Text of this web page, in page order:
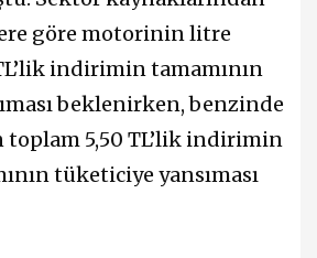
göre motorinin litre
indirimin tamamının
beklenirken, benzinde
toplam 5,50 TL’lik indirimin
tüketiciye yansıması